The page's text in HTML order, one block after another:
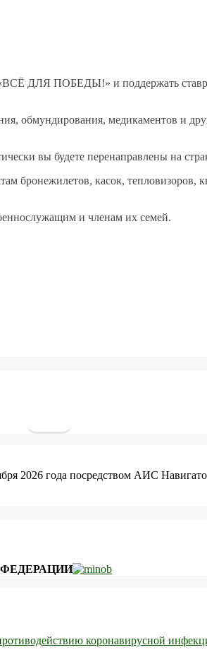
ДЛЯ ПОБЕДЫ!» и поддержать
обмундирования, медикаментов
вы будете перенаправлены на
бронежилетов, касок, тепловизоров,
и членам их семей.
2026 года посредством АИС
коронавирусной